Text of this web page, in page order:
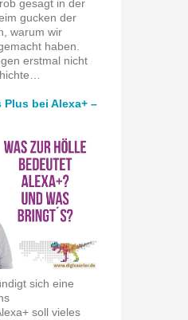
gesagt in der
gucken der
warum wir
haben.
erstmal nicht
Plus bei Alexa+ –
sich eine
soll vieles